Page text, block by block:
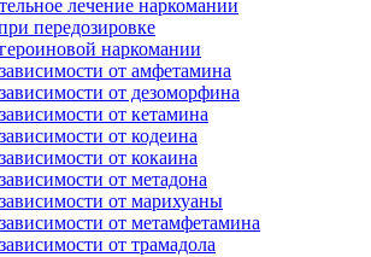
лечение наркомании
передозировке
наркомании
от амфетамина
от дезоморфина
от кетамина
от кодеина
от кокаина
от метадона
от марихуаны
от метамфетамина
от трамадола